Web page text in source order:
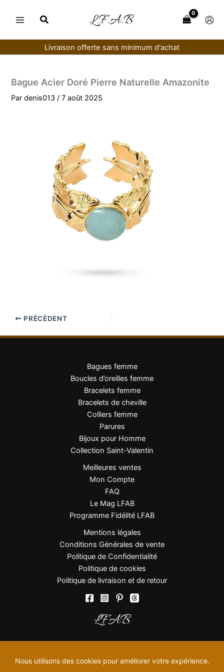
Livraison offerte sans minimum d'achat
Bague Acier Doré Pierre Naturelle Amazonite
Pardenis013/7 août 2025
PRÉCÉDENT
Bagues femme
Boucles d’oreilles femme
Bracelets femme
Bracelets de cheville
Colliers femme
Parures
Bijoux pour Homme
Collection Saint-Valentin
Meilleures ventes
Mon Compte
FAQ
Le Mag LFAB
Programme Fidélité LFAB
Mentions légales
Conditions Générales de vente
Politique de Confidentialité
Politique de cookies
Politique de livraison et de retour
LFAB